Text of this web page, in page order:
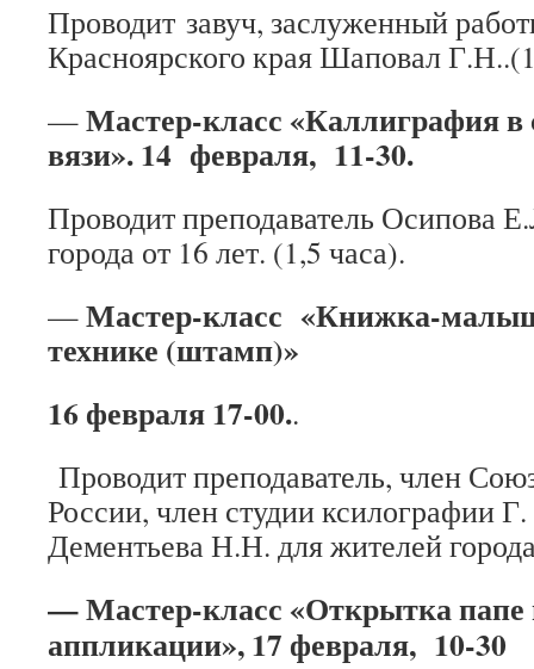
Проводит завуч, заслуженный
Красноярского края Шаповал
—Мастер-класс «Каллиграфия в
вязи».14 февраля, 11-30.
Проводит преподаватель Осипова
города от 16 лет. (1,5 часа).
—Мастер-класс «Книжка-
технике (штамп)»
16 февраля 17-00..
Проводит преподаватель, член
России, член студии ксилографии
Дементьева Н.Н. для жителей
— Мастер-класс «Открытка папе
аппликации», 17 февраля, 10-30